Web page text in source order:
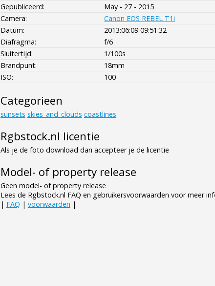
Gepubliceerd:
May - 27 - 2015
Camera:
Canon EOS REBEL T1i
Datum:
2013:06:09 09:51:32
Diafragma:
f/6
Sluitertijd:
1/100s
Brandpunt:
18mm
ISO:
100
Categorieen
sunsets skies_and_clouds coastlines
Rgbstock.nl licentie
Als je de foto download dan accepteer je de licentie
Model- of property release
Geen model- of property release
Lees de Rgbstock.nl FAQ en gebruikersvoorwaarden voor meer
| FAQ | voorwaarden |